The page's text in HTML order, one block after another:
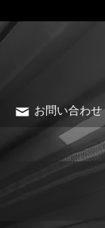
お問い合わせ